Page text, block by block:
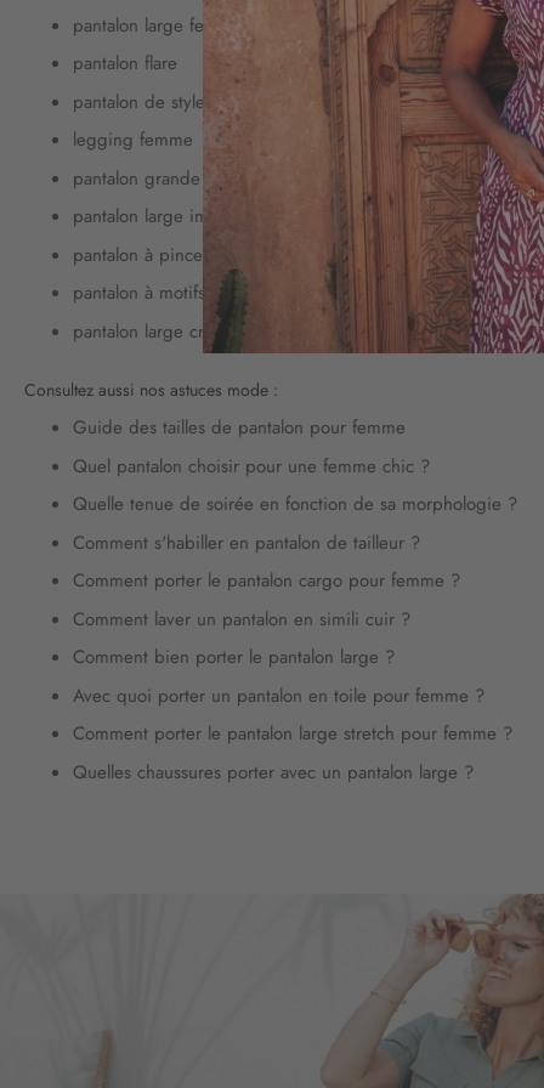
pantalon large femme
pantalon flare
pantalon de style élégant
legging femme
pantalon grande taille femme
pantalon large imprimé
pantalon à pinces femme
pantalon à motifs
pantalon large cropped
Consultez aussi nos astuces mode :
Guide des tailles de pantalon pour femme
Quel pantalon choisir pour une femme chic ?
Quelle tenue de soirée en fonction de sa morphologie ?
Comment s'habiller en pantalon de tailleur ?
Comment porter le pantalon cargo pour femme ?
Comment laver un pantalon en simili cuir ?
Comment bien porter le pantalon large ?
Avec quoi porter un pantalon en toile pour femme ?
Comment porter le pantalon large stretch pour femme ?
Quelles chaussures porter avec un pantalon large ?